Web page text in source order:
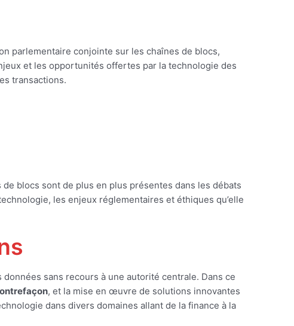
parlementaire conjointe sur les chaînes de blocs,
et les opportunités offertes par la technologie des
transactions.
blocs sont de plus en plus présentes dans les débats
les enjeux réglementaires et éthiques qu’elle
sans recours à une autorité centrale. Dans ce
, et la mise en œuvre de solutions innovantes
dans divers domaines allant de la finance à la